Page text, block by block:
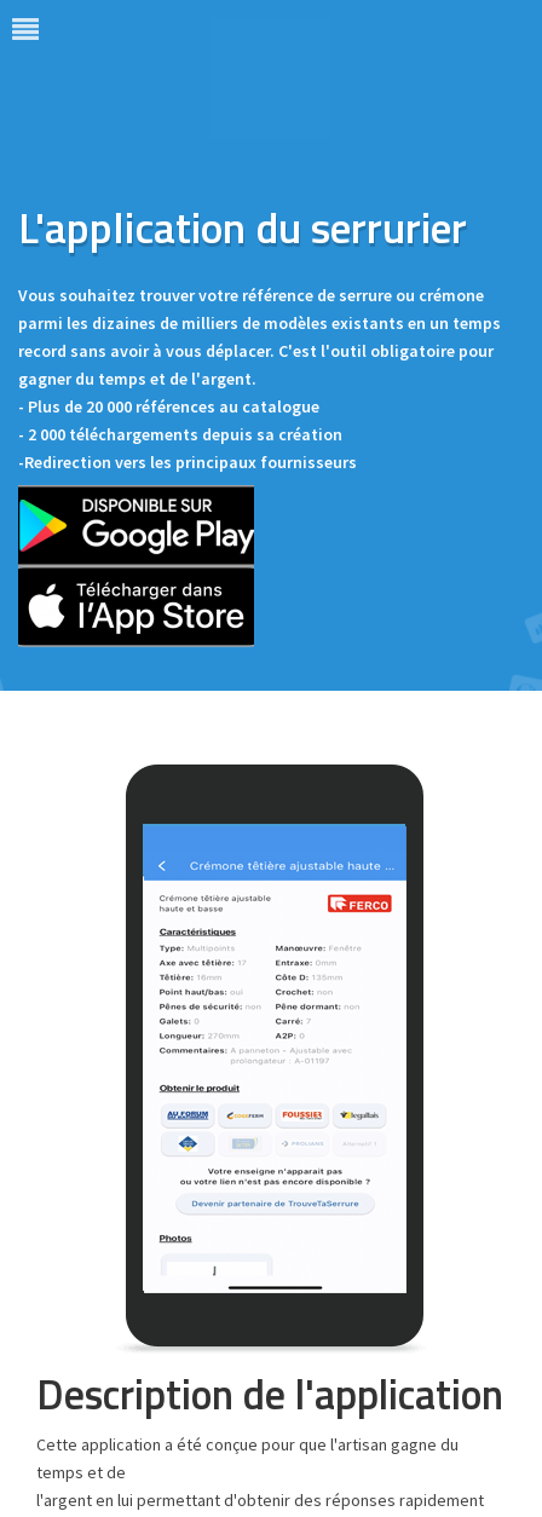
L'application du serrurier
Vous souhaitez trouver votre référence de serrure ou crémone
parmi les dizaines de milliers de modèles existants en un temps
record sans avoir à vous déplacer. C'est l'outil obligatoire pour
gagner du temps et de l'argent.
- Plus de 20 000 références au catalogue
- 2 000 téléchargements depuis sa création
-Redirection vers les principaux fournisseurs
Description de l'application
Cette application a été conçue pour que l'artisan gagne du
temps et de
l'argent en lui permettant d'obtenir des réponses rapidement